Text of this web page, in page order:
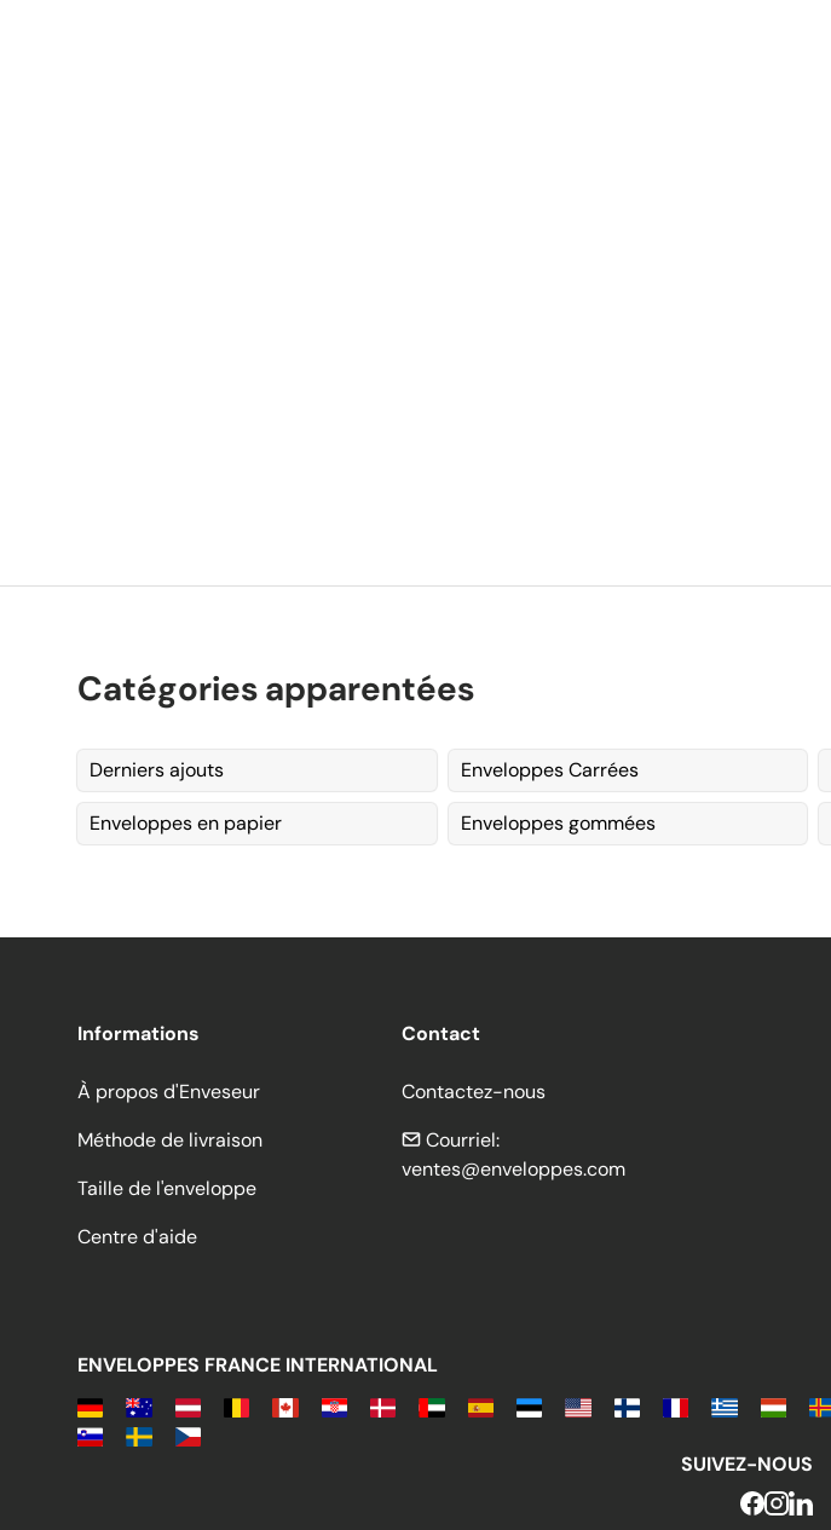
Catégories apparentées
Derniers ajouts Enveloppes Carrées
Enveloppes en papier Enveloppes gommées
Informations
À propos d'Enveseur
Méthode de livraison
Taille de l'enveloppe
Centre d'aide
Contact
Contactez-nous
Courriel:
ventes@enveloppes.com
ENVELOPPES FRANCE INTERNATIONAL
SUIVEZ-NOUS